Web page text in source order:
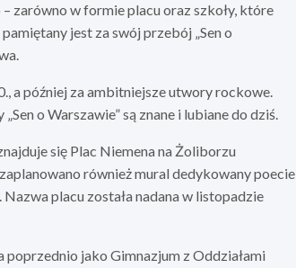
zarówno w formie placu oraz szkoły, które
jest za swój przebój „Sen o
a później za ambitniejsze utwory rockowe.
o Warszawie” są znane i lubiane do dziś.
się Plac Niemena na Żoliborzu
również mural dedykowany poecie
placu została nadana w listopadzie
poprzednio jako Gimnazjum z Oddziałami